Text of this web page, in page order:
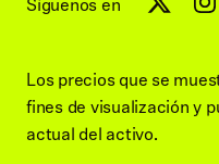
Los precios que se
fines de visualización y
actual del activo.